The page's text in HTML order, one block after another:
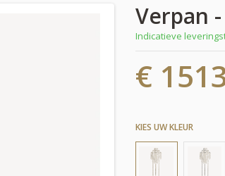
Verpan
Indicatieve
€
KIES UW KLEUR